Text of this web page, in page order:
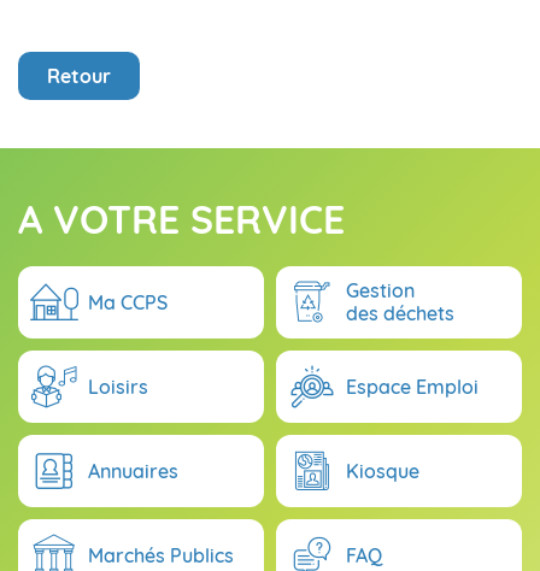
Retour
A VOTRE SERVICE
Ma CCPS
Gestion
des déchets
Loisirs Espace Emploi
Annuaires Kiosque
Marchés Publics FAQ